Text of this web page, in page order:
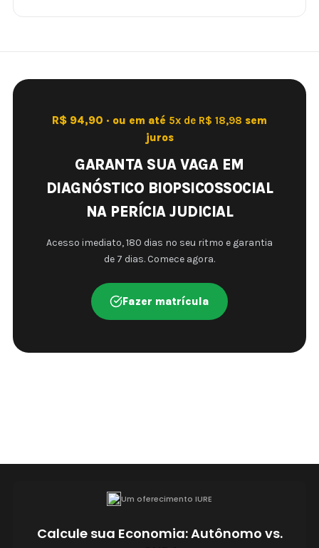
R$ 94,90 · ou em até 5x de R$ 18,98 sem
juros
GARANTA SUA VAGA EM
DIAGNÓSTICO BIOPSICOSSOCIAL
NA PERÍCIA JUDICIAL
Acesso imediato, 180 dias no seu ritmo e garantia
de 7 dias. Comece agora.
Fazer matrícula